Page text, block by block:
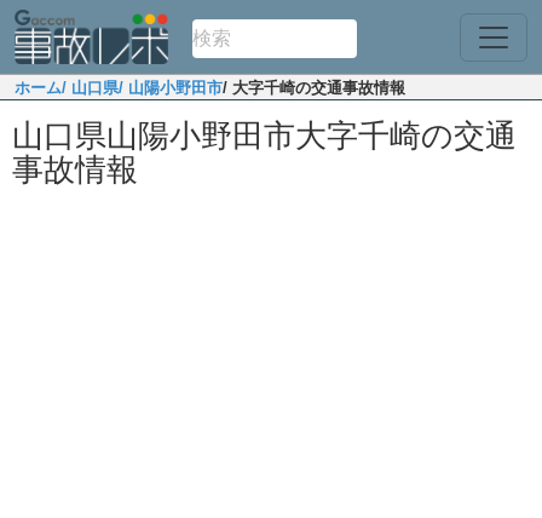
ホーム/ 山口県/ 山陽小野田市/ 大字千崎の交通事故情報
山口県山陽小野田市大字千崎の交通
事故情報